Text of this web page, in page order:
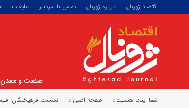
اقتصاد ژورنال درباره ژورنال تماس با سردبیر تبلیغات
صنعت و معدن
شما اینجا هستید » صفحه اصلی » نشست فرهیختگان